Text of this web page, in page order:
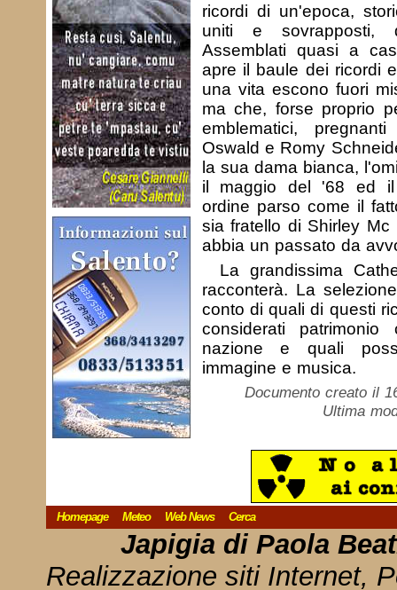
ricordi di un'epoca,
uniti e sovrapposti,
Assemblati quasi a
apre il baule dei ricordi
una vita escono fuori
ma che, forse proprio
emblematici,
Oswald e Romy
la sua dama bianca,
il maggio del '68 ed il
ordine parso come il
sia fratello di Shirley
abbia un passato da
La grandissima
racconterà. La
conto di quali di questi
considerati
nazione e quali
immagine e musica.
Documento creato il
Ultima
Homepage Meteo Web News Cerca
Japigia di Paola
Realizzazione siti Internet,